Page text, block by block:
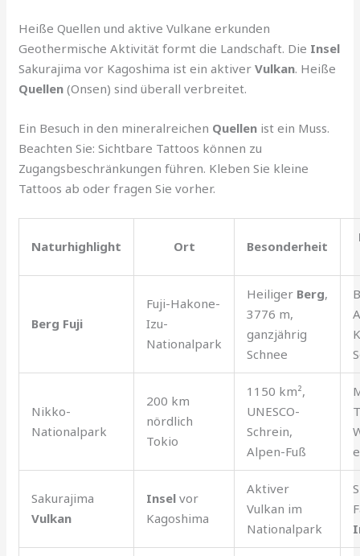
Heiße Quellen und aktive Vulkane erkunden
Geothermische Aktivität formt die Landschaft. Die Insel
Sakurajima vor Kagoshima ist ein aktiverVulkan. Heiße
Quellen (Onsen) sind überall verbreitet.
Ein Besuch in den mineralreichen Quellen ist ein Muss.
Beachten Sie: Sichtbare Tattoos können zu
Zugangsbeschränkungen führen. Kleben Sie kleine
Tattoos ab oder fragen Sie vorher.
Naturhighlight Ort Besonderheit
Berg Fuji
Fuji-Hakone-
Izu-
Nationalpark
Heiliger Berg,
3776 m,
ganzjährig
Schnee
Nikko-
Nationalpark
200 km
nördlich
Tokio
1150 km²,
UNESCO-
Schrein,
Alpen-Fuß
Sakurajima
Vulkan
Insel vor
Kagoshima
Aktiver
Vulkan im
Nationalpark